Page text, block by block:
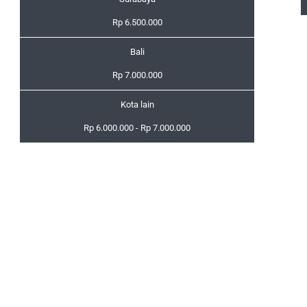
Rp 6.500.000
Bali
Rp 7.000.000
Kota lain
Rp 6.000.000 - Rp 7.000.000